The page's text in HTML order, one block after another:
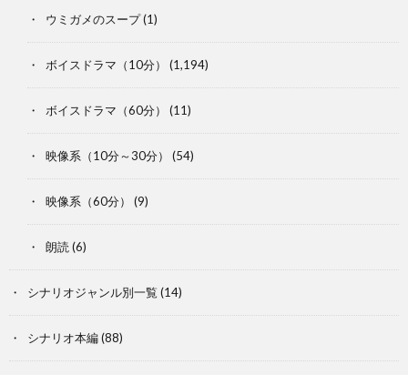
ウミガメのスープ(1)
ボイスドラマ（10分） (1,194)
ボイスドラマ（60分） (11)
映像系（10分～30分） (54)
映像系（60分） (9)
朗読 (6)
シナリオジャンル別一覧 (14)
シナリオ本編(88)